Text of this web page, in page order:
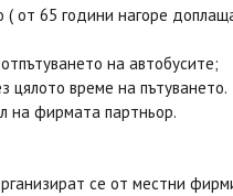
( от 65 години нагоре
на автобусите;
цялото време на пътуването.
на фирмата партньор.
се от местни